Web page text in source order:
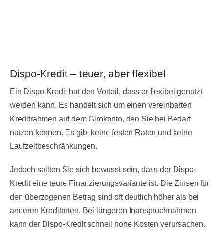
Dispo-Kredit – teuer, aber flexibel
Ein Dispo-Kredit hat den Vorteil, dass er flexibel genutzt
werden kann. Es handelt sich um einen vereinbarten
Kreditrahmen auf dem Girokonto, den Sie bei Bedarf
nutzen können. Es gibt keine festen Raten und keine
Laufzeitbeschränkungen.
Jedoch sollten Sie sich bewusst sein, dass der Dispo-
Kredit eine teure Finanzierungsvariante ist. Die Zinsen für
den überzogenen Betrag sind oft deutlich höher als bei
anderen Kreditarten. Bei längeren Inanspruchnahmen
kann der Dispo-Kredit schnell hohe Kosten verursachen.